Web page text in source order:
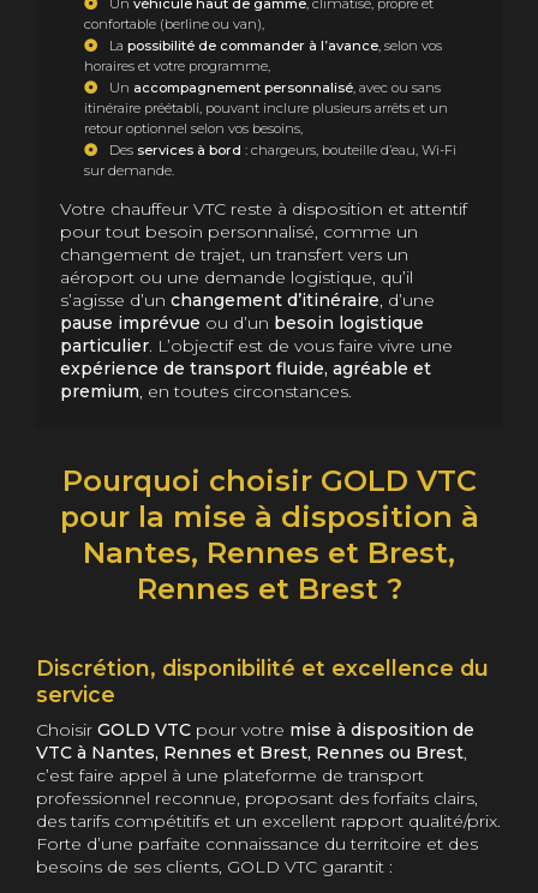
Un véhicule haut de gamme, climatisé, propre et
confortable (berline ou van),
La possibilité de commander à l’avance, selon vos
horaires et votre programme,
Un accompagnement personnalisé, avec ou sans
itinéraire préétabli, pouvant inclure plusieurs arrêts et un
retour optionnel selon vos besoins,
Des services à bord : chargeurs, bouteille d’eau, Wi-Fi
sur demande.
Votre chauffeur VTC reste à disposition et attentif
pour tout besoin personnalisé, comme un
changement de trajet, un transfert vers un
aéroport ou une demande logistique, qu’il
s’agisse d’un changement d’itinéraire, d’une
pause imprévue ou d’un besoin logistique
particulier. L’objectif est de vous faire vivre une
expérience de transport fluide, agréable et
premium, en toutes circonstances.
Pourquoi choisir GOLD VTC
pour la mise à disposition à
Nantes, Rennes et Brest,
Rennes et Brest ?
Discrétion, disponibilité et excellence du
service
Choisir GOLD VTC pour votre mise à disposition de
VTC à Nantes, Rennes et Brest, Rennes ou Brest,
c’est faire appel à une plateforme de transport
professionnel reconnue, proposant des forfaits clairs,
des tarifs compétitifs et un excellent rapport qualité/prix.
Forte d’une parfaite connaissance du territoire et des
besoins de ses clients, GOLD VTC garantit :